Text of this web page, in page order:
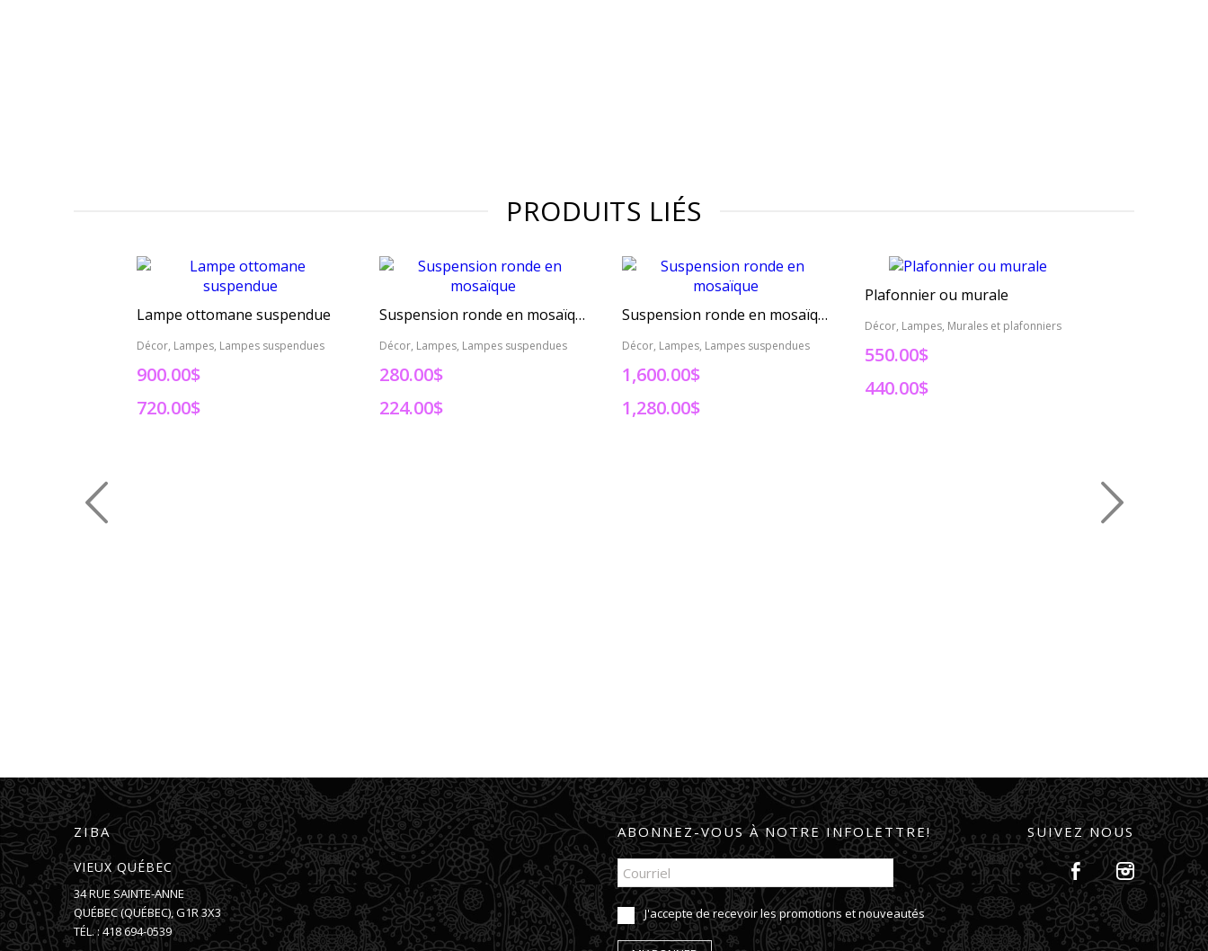
PRODUITS LIÉS
Lampe ottomane suspendue
Décor, Lampes, Lampes suspendues
900.00$
720.00$
Suspension ronde en mosaïque
Décor, Lampes, Lampes suspendues
280.00$
224.00$
Suspension ronde en mosaïque
Décor, Lampes, Lampes suspendues
1,600.00$
1,280.00$
Plafonnier ou murale
Décor, Lampes, Murales et plafonniers
550.00$
440.00$
ZIBA
VIEUX QUÉBEC
34 RUE SAINTE-ANNE
QUÉBEC(QUÉBEC),G1R 3X3
TÉL. :418 694-0539
ABONNEZ-VOUS À NOTRE INFOLETTRE!
J'accepte de recevoir les promotions et nouveautés
SUIVEZ NOUS